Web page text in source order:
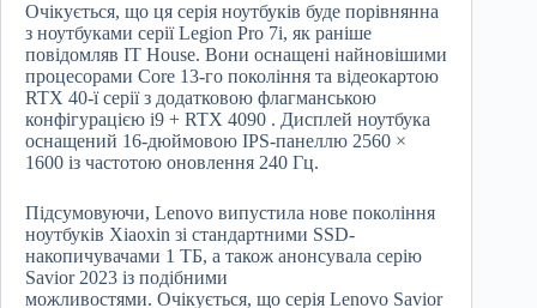
Очікується, що ця серія ноутбуків буде порівнянна
з ноутбуками серії Legion Pro 7i, як раніше
повідомляв IT House. Вони оснащені найновішими
процесорами Core 13-го покоління та відеокартою
RTX 40-ї серії з додатковою флагманською
конфігурацією i9 + RTX 4090 . Дисплей ноутбука
оснащений 16-дюймовою IPS-панеллю 2560 ×
1600 із частотою оновлення 240 Гц.
Підсумовуючи, Lenovo випустила нове покоління
ноутбуків Xiaoxin зі стандартними SSD-
накопичувачами 1 ТБ, а також анонсувала серію
Savior 2023 із подібними
можливостями. Очікується, що серія Lenovo Savior